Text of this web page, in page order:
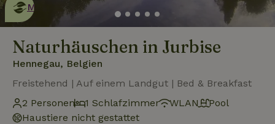
Mehr erfahren
Naturhäuschen in Jurbise
Hennegau, Belgien
Freistehend | Auf einem Landgut | Bed & Breakfast
2 Personen
1 Schlafzimmer WLAN
Pool
Haustiere nicht gestattet